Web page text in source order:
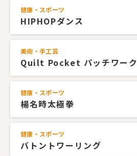
健康・スポーツ
HIPHOPダンス
美術・手工芸
Quilt Pocket パッチワーク
健康・スポーツ
楊名時太極拳
健康・スポーツ
バトントワーリング